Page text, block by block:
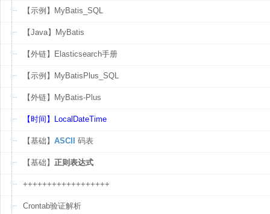
【示例】MyBatis_SQL
【Java】MyBatis
【外链】Elasticsearch手册
【示例】MyBatisPlus_SQL
【外链】MyBatis-Plus
【时间】LocalDateTime
【基础】 ASCII 码表
【基础】 正则表达式
++++++++++++++++++
Crontab验证解析